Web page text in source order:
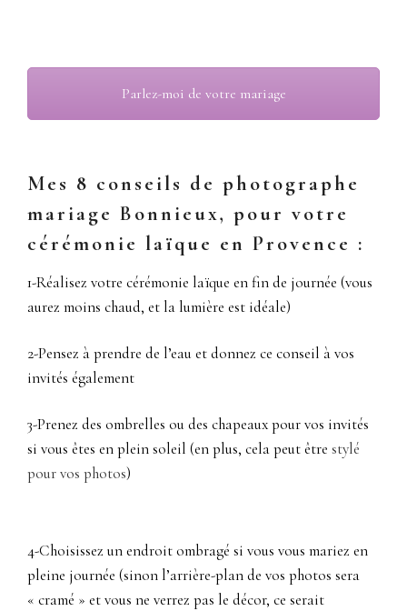
Parlez-moi de votre mariage
Mes 8 conseils de photographe
mariage Bonnieux, pour votre
cérémonie laïque en Provence :
1-Réalisez votre cérémonie laïque en fin de journée (vous
aurez moins chaud, et la lumière est idéale)
2-Pensez à prendre de l’eau et donnez ce conseil à vos
invités également
3-Prenez des ombrelles ou des chapeaux pour vos invités
si vous êtes en plein soleil (en plus, cela peut être stylé
pour vos photos)
4-Choisissez un endroit ombragé si vous vous mariez en
pleine journée (sinon l’arrière-plan de vos photos sera
« cramé » et vous ne verrez pas le décor, ce serait